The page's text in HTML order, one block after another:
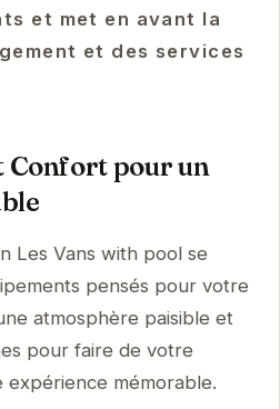
et met en avant la
et des services
Confort pour un
Les Vans with pool se
pensés pour votre
atmosphère paisible et
pour faire de votre
expérience mémorable.